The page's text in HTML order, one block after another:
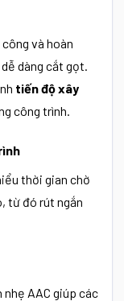
và hoàn
dàng cắt gọt.
tiến độ xây
công trình.
thời gian chờ
từ đó rút ngắn
nhẹ AAC giúp các